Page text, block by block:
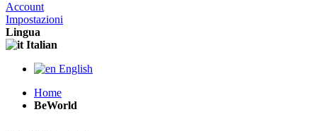
Account
Impostazioni
Lingua
Italian
English
Home
BeWorld